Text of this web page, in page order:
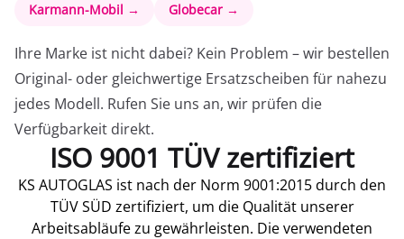
Karmann-Mobil →
Globecar →
Ihre Marke ist nicht dabei? Kein Problem – wir bestellen
Original- oder gleichwertige Ersatzscheiben für nahezu
jedes Modell. Rufen Sie uns an, wir prüfen die
Verfügbarkeit direkt.
ISO 9001 TÜV zertifiziert
KS AUTOGLAS ist nach der Norm 9001:2015 durch den
TÜV SÜD zertifiziert, um die Qualität unserer
Arbeitsabläufe zu gewährleisten. Die verwendeten